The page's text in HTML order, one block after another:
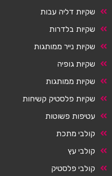
שקיות דליה עבות
שקיות בלדרות
שקיות נייר ממותגות
שקיות גופיה
שקיות ממותגות
שקיות פלסטיק קשיחות
עטיפות פשוטות
קולבי מתכת
קולבי עץ
קולבי פלסטיק